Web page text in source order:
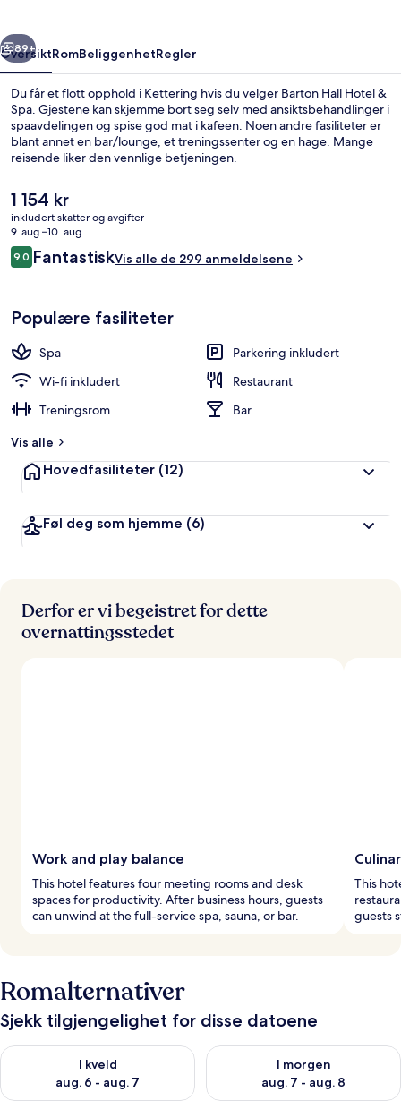
Neste
89+
OversiktRomBeliggenhetRegler
Du får et flott opphold i Kettering hvis du velger Barton Hall Hotel &
Spa. Gjestene kan skjemme bort seg selv med ansiktsbehandlinger i
spaavdelingen og spise god mat i kafeen. Noen andre fasiliteter er
blant annet en bar/lounge, et treningssenter og en hage. Mange
reisende liker den vennlige betjeningen.
Den
nåværende
prisen
er
1 154 kr
1 154 kr
inkludert skatter og avgifter
9. aug.–10. aug.
Anmeldelser
9,09,0 av 10 –
FantastiskVis alle de 299 anmeldelsene
Populære fasiliteter
Spa
Parkering inkludert
Wi-fi inkludert
Restaurant
Treningsrom
Bar
Vis alle
Hovedfasiliteter (12)
Føl deg som hjemme (6)
Derfor er vi begeistret for dette
overnattingsstedet
Work and play balance
This hotel features four meeting rooms and desk
spaces for productivity. After business hours, guests
can unwind at the full-service spa, sauna, or bar.
This
guests
Romalternativer
Sjekk tilgjengelighet for disse datoene
I kveld
aug. 6 - aug. 7
Sjekk tilgjengelighet for i kveld, aug. 6 - aug. 7
I morgen
aug. 7 - aug. 8
Sjekk tilgjengelighet for i